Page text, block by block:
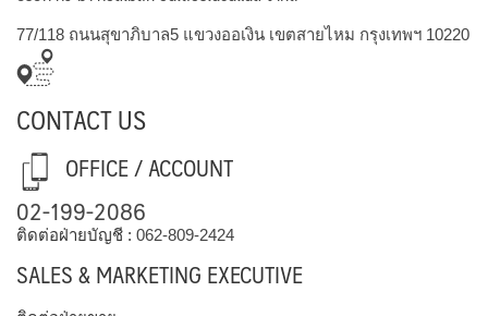
77/118 ถนนสุขาภิบาล5 แขวงออเงิน เขตสายไหม กรุงเทพฯ 10220
CONTACT US
OFFICE / ACCOUNT
02-199-2086
ติดต่อฝ่ายบัญชี : 062-809-2424
SALES & MARKETING EXECUTIVE